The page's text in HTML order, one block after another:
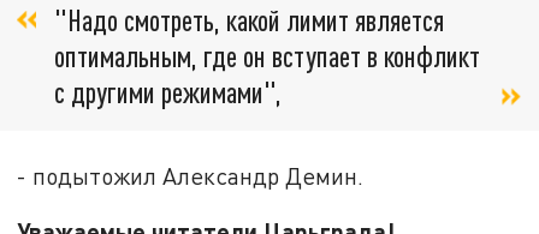
"Надо смотреть, какой лимит является
оптимальным, где он вступает в конфликт
с другими режимами",
- подытожил Александр Демин.